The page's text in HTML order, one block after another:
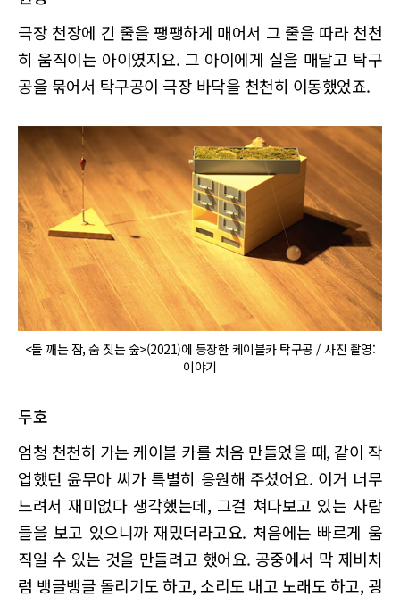
극장 천장에 긴 줄을 팽팽하게 매어서 그 줄을 따라 천천
히 움직이는 아이였지요. 그 아이에게 실을 매달고 탁구
공을 묶어서 탁구공이 극장 바닥을 천천히 이동했었죠.
<돌 깨는 잠, 숨 짓는 숲>(2021)에 등장한 케이블카 탁구공 / 사진 촬영:
이야기
두호
엄청 천천히 가는 케이블 카를 처음 만들었을 때, 같이 작
업했던 윤무아 씨가 특별히 응원해 주셨어요. 이거 너무
느려서 재미없다 생각했는데, 그걸 쳐다보고 있는 사람
들을 보고 있으니까 재밌더라고요. 처음에는 빠르게 움
직일 수 있는 것을 만들려고 했어요. 공중에서 막 제비처
럼 뱅글뱅글 돌리기도 하고, 소리도 내고 노래도 하고, 굉